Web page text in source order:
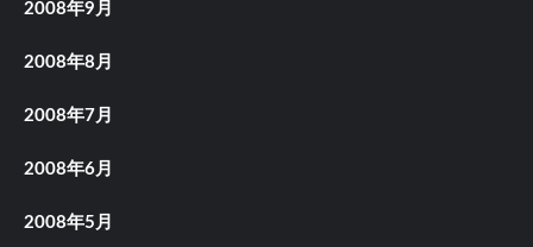
2008年9月
2008年8月
2008年7月
2008年6月
2008年5月